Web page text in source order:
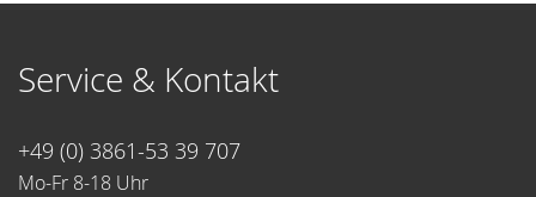
Service & Kontakt
+49 (0) 3861-53 39 707
Mo-Fr 8-18 Uhr